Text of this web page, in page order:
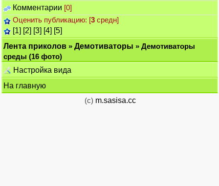
Комментарии [0]
Оценить публикацию: [3 средн]
[1] [2] [3] [4] [5]
Лента приколов » Демотиваторы » Демотиваторы
среды (16 фото)
Настройка вида
На главную
(c) m.sasisa.cc